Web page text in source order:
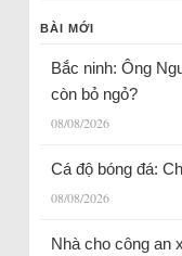
BÀI MỚI
Bắc ninh: Ông
còn bỏ ngỏ?
08/08/2026
Cá độ bóng đá:
08/08/2026
Nhà cho công an